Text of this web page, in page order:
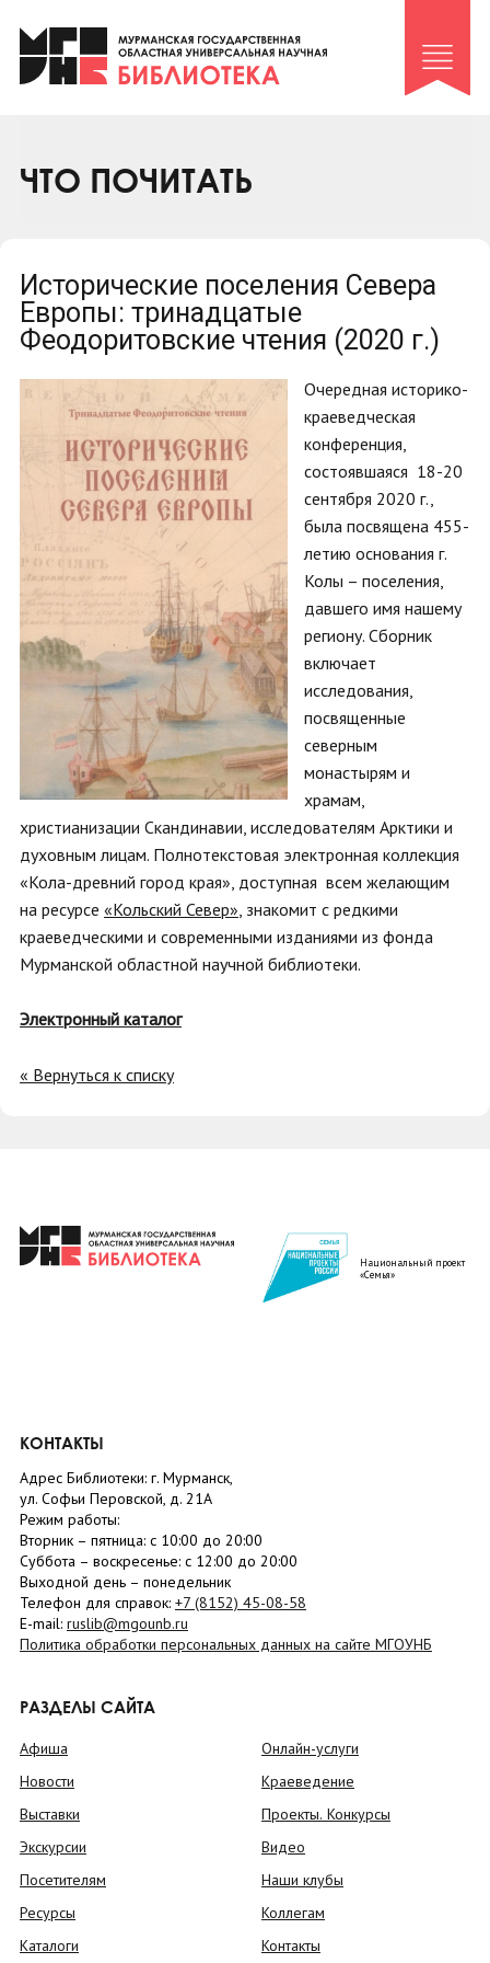
Клуб «Гиря и сельдерей»
Клуб «Семейный архив»
Коллегам
ЧТО ПОЧИТАТЬ
Исторические поселения Севера
Европы: тринадцатые
Феодоритовские чтения (2020 г.)
Очередная историко-
краеведческая
конференция,
состоявшаяся 18-20
сентября 2020 г.,
была посвящена 455-
летию основания г.
Колы – поселения,
давшего имя нашему
региону. Сборник
включает
исследования,
посвященные
северным
монастырям и
храмам,
христианизации Скандинавии, исследователям Арктики и
духовным лицам. Полнотекстовая электронная коллекция
«Кола-древний город края», доступная всем желающим
на ресурсе «Кольский Север», знакомит с редкими
краеведческими и современными изданиями из фонда
Мурманской областной научной библиотеки.
Электронный каталог
« Вернуться к списку
Национальный проект
«Семья»
КОНТАКТЫ
Адрес Библиотеки: г. Мурманск,
ул. Софьи Перовской, д. 21А
Режим работы:
Вторник – пятница: с 10:00 до 20:00
Суббота – воскресенье: c 12:00 до 20:00
Выходной день – понедельник
Телефон для справок: +7 (8152) 45-08-58
E-mail: ruslib@mgounb.ru
Политика обработки персональных данных на сайте МГОУНБ
РАЗДЕЛЫ САЙТА
Афиша
Новости
Выставки
Экскурсии
Посетителям
Ресурсы
Каталоги
Онлайн-услуги
Краеведение
Проекты. Конкурсы
Видео
Наши клубы
Коллегам
Контакты